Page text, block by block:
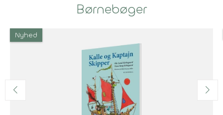
Børnebøger
Nyhed